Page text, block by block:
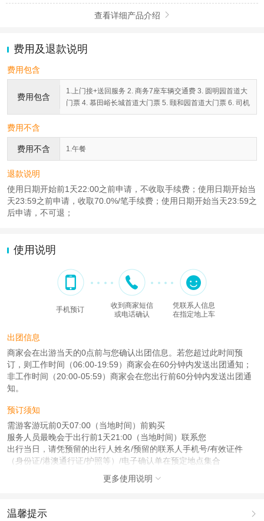
查看详细产品介绍 
费用及退款说明
费用包含
费用包含
1.上门接+送回服务 2. 商务7座车辆交通费 3. 圆明园首道大
门票 4. 慕田峪长城首道大门票 5. 颐和园首道大门票 6. 司机
费用不含
费用不含 1.午餐
退款说明
使用日期开始前1天22:00之前申请，不收取手续费；使用日期开始当
天23:59之前申请，收取70.0%/笔手续费；使用日期开始当天23:59之
后申请，不可退；
使用说明
手机预订
收到商家短信
或电话确认
凭联系人信息
在指定地上车
出团信息
商家会在出游当天的0点前与您确认出团信息。若您超过此时间预
订，则工作时间（06:00-19:59）商家会在60分钟内发送出团通知；
非工作时间（20:00-05:59）商家会在您出行前60分钟内发送出团通
知。
预订须知
需游客游玩前0天07:00（当地时间）前购买
服务人员最晚会于出行前1天21:00（当地时间）联系您
出行当日，请凭预留的出行人姓名/预留的联系人手机号/有效证件
（身份证/港澳通行证/护照等）/电子确认单在预定地点集合
儿童：17周岁（含）以下；
更多使用说明 
温馨提示 